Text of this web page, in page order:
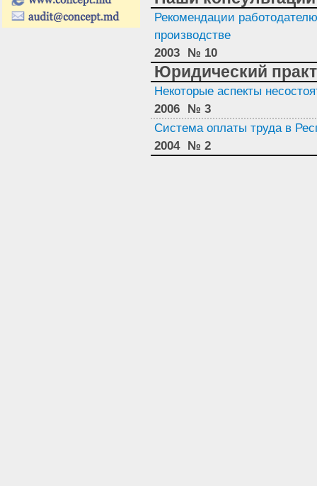
Рекомендации
производстве
2003 № 10
Юридический
Некоторые аспекты
2006 № 3
Система оплаты труда в
2004 № 2